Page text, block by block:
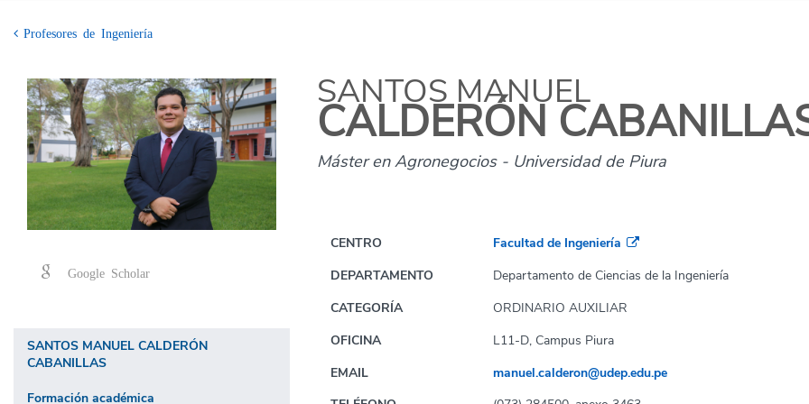
Profesores de Ingeniería
SANTOS MANUEL
CALDERÓN
Máster en Agronegocios - Universidad de Piura
CENTRO
Facultad de Ingeniería
DEPARTAMENTO
Departamento de Ciencias de la Ingeniería
CATEGORÍA
ORDINARIO AUXILIAR
OFICINA
L11-D, Campus Piura
EMAIL
manuel.calderon@udep.edu.pe
Google Scholar
SANTOS MANUEL CALDERÓN
CABANILLAS
Formación académica